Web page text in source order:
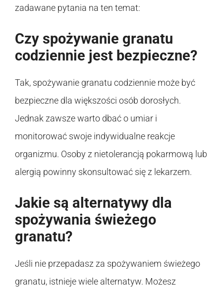
zadawane pytania na ten temat:
Czy spożywanie granatu
codziennie jest bezpieczne?
Tak, spożywanie granatu codziennie może być
bezpieczne dla większości osób dorosłych.
Jednak zawsze warto dbać o umiar i
monitorować swoje indywidualne reakcje
organizmu. Osoby z nietolerancją pokarmową lub
alergią powinny skonsultować się z lekarzem.
Jakie są alternatywy dla
spożywania świeżego
granatu?
Jeśli nie przepadasz za spożywaniem świeżego
granatu, istnieje wiele alternatyw. Możesz